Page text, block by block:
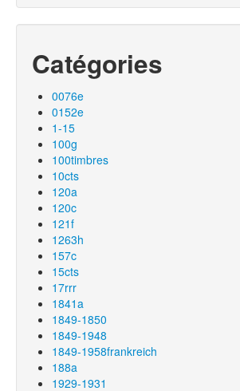
Catégories
0076e
0152e
1-15
100g
100timbres
10cts
120a
120c
121f
1263h
157c
15cts
17rrr
1841a
1849-1850
1849-1948
1849-1958frankreich
188a
1929-1931